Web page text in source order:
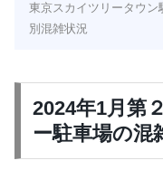
東京スカイツリータウン
別混雑状況
2024年1月第
ー駐車場の混